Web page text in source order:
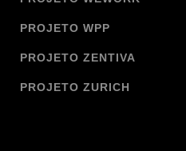
PROJETO WPP
PROJETO ZENTIVA
PROJETO ZURICH